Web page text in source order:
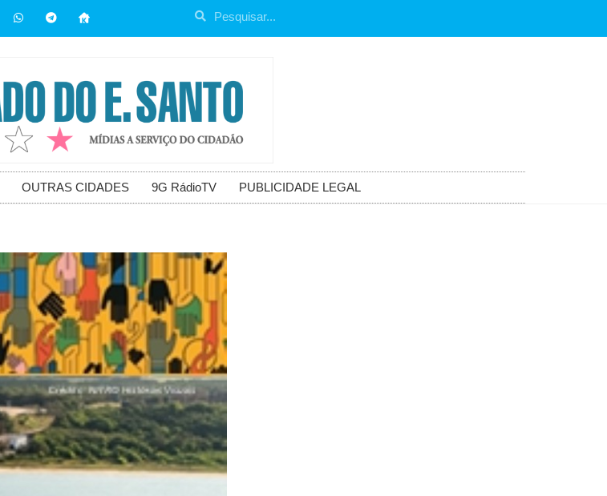
OUTRAS CIDADES 9G RádioTV PUBLICIDADE LEGAL